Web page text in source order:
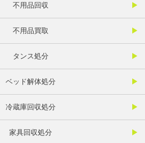
不用品回収
不用品買取
タンス処分
ベッド解体処分
冷蔵庫回収処分
家具回収処分